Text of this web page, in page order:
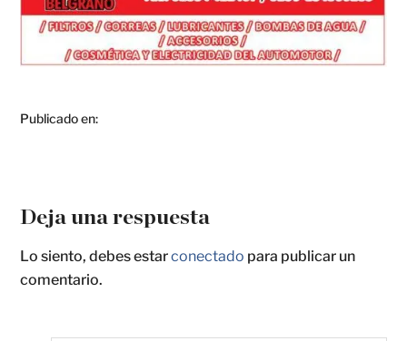
Publicado en:
Deja una respuesta
Lo siento, debes estarconectado para publicar un
comentario.